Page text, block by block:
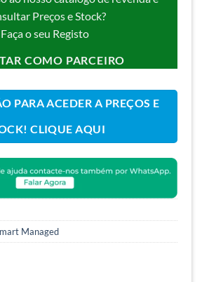
Preços e Stock?
Faça o seu Registo
COMO PARCEIRO
PARA ACEDER A PREÇOS E
CLIQUE AQUI
Managed